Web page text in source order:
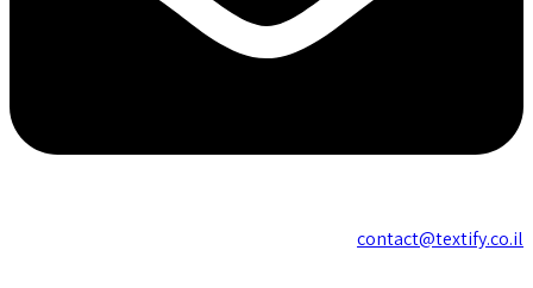
contact@textify.co.il